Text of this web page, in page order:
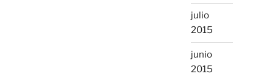
julio
2015
junio
2015